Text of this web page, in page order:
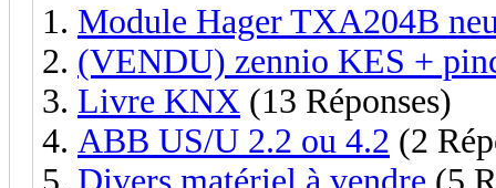
Module Hager TXA204B
(VENDU) zennio KES +
Livre KNX (13 Réponses)
ABB US/U 2.2 ou 4.2 (2